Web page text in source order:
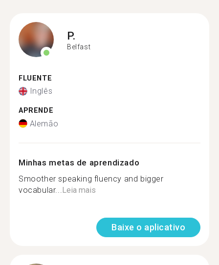
P.
Belfast
FLUENTE
Inglês
APRENDE
Alemão
Minhas metas de aprendizado
Smoother speaking fluency and bigger
vocabular... Leia mais
Baixe o aplicativo